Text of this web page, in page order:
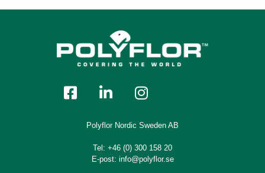
G 820 Pearl
G 804 Metal
G 805 Eiffel
Polyflor Nordic Sweden AB
Tel: +46 (0) 300 158 20
E-post: info@polyflor.se